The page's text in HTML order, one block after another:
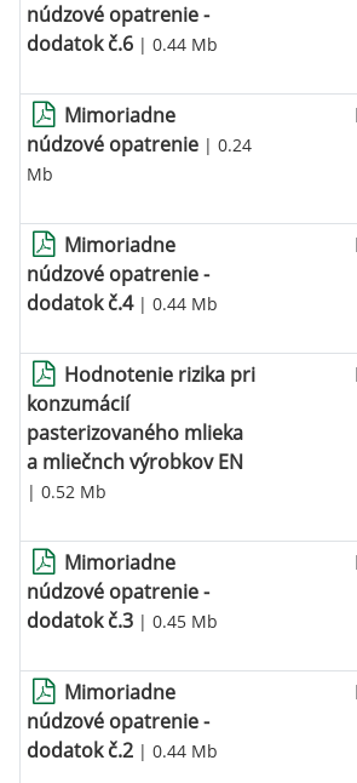
núdzové opatrenie -
dodatok č.6 | 0.44 Mb
Mimoriadne
núdzové opatrenie | 0.24
Mb
Mimoriadne
núdzové opatrenie -
dodatok č.4| 0.44 Mb
Hodnotenie rizika pri
konzumácií
pasterizovaného mlieka
a mliečnch výrobkov EN
| 0.52 Mb
Mimoriadne
núdzové opatrenie -
dodatok č.3 | 0.45 Mb
Mimoriadne
núdzové opatrenie -
dodatok č.2 | 0.44 Mb